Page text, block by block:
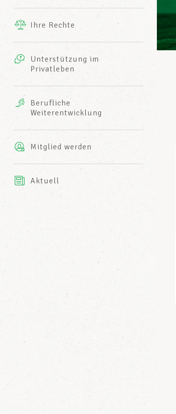
INFO-CENTER
des LCGBs
Ihre Rechte
Unterstützung im
Privatleben
Leistungen
Mutuelle
AXA
Berufliche
Weiterentwicklung
Mitglied werden
Aktuell